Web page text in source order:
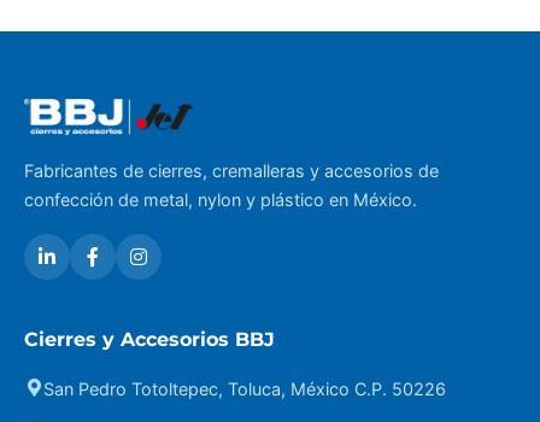
Fabricantes de cierres, cremalleras y accesorios de
confección de metal, nylon y plástico en México.
Cierres y Accesorios BBJ
San Pedro Totoltepec, Toluca, México C.P. 50226